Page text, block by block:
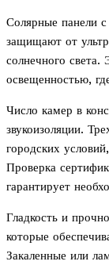
Солярные панели
защищают от
солнечного
освещенностью,
Число камер в
звукоизоляции.
городских
Проверка
гарантирует
Гладкость и
которые
Закаленные или